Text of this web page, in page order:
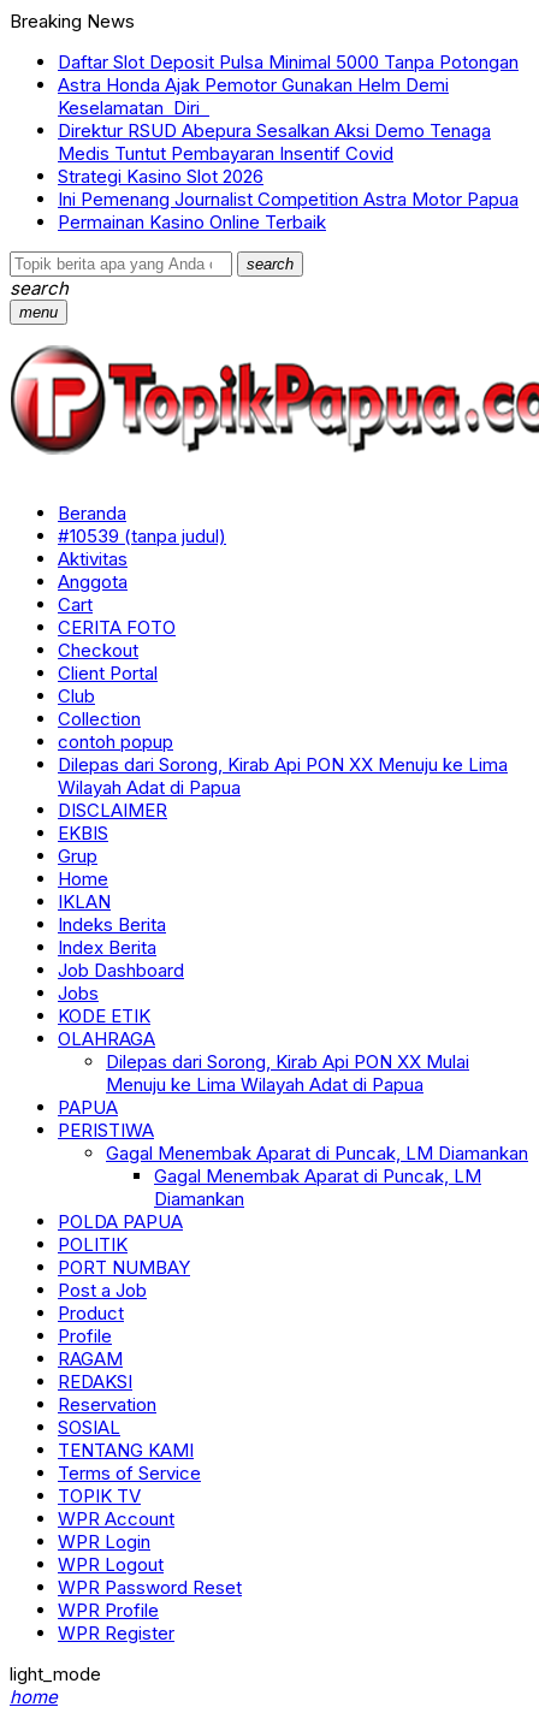
Breaking News
Daftar Slot Deposit Pulsa Minimal 5000 Tanpa Potongan
Astra Honda Ajak Pemotor Gunakan Helm Demi
Keselamatan Diri
Direktur RSUD Abepura Sesalkan Aksi Demo Tenaga
Medis Tuntut Pembayaran Insentif Covid
Strategi Kasino Slot 2026
Ini Pemenang Journalist Competition Astra Motor Papua
Permainan Kasino Online Terbaik
search
search
menu
Beranda
#10539 (tanpa judul)
Aktivitas
Anggota
Cart
CERITA FOTO
Checkout
Client Portal
Club
Collection
contoh popup
Dilepas dari Sorong, Kirab Api PON XX Menuju ke Lima
Wilayah Adat di Papua
DISCLAIMER
EKBIS
Grup
Home
IKLAN
Indeks Berita
Index Berita
Job Dashboard
Jobs
KODE ETIK
OLAHRAGA
Dilepas dari Sorong, Kirab Api PON XX Mulai
Menuju ke Lima Wilayah Adat di Papua
PAPUA
PERISTIWA
Gagal Menembak Aparat di Puncak, LM Diamankan
Gagal Menembak Aparat di Puncak, LM
Diamankan
POLDA PAPUA
POLITIK
PORT NUMBAY
Post a Job
Product
Profile
RAGAM
REDAKSI
Reservation
SOSIAL
TENTANG KAMI
Terms of Service
TOPIK TV
WPR Account
WPR Login
WPR Logout
WPR Password Reset
WPR Profile
WPR Register
light_mode
home